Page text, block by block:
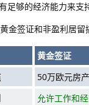
足够的经济能力来支
金签证和非盈利居留
黄金签证
50万欧元房
允许工作和